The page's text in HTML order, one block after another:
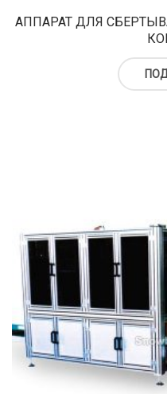
Kонусы для мороженого
Пакеты для мороженого
АППАРАТ ДЛЯ